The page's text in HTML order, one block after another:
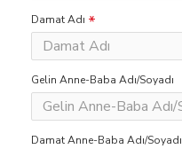
Damat Adı
Gelin Anne-Baba Adı/Soyadı
Damat Anne-Baba Adı/Soyadı